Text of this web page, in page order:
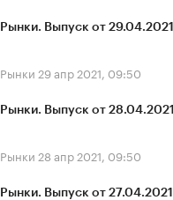
Рынки. Выпуск от 29.04.2021
Рынки 29 апр 2021, 09:50
Рынки. Выпуск от 28.04.2021
Рынки 28 апр 2021, 09:50
Рынки. Выпуск от 27.04.2021